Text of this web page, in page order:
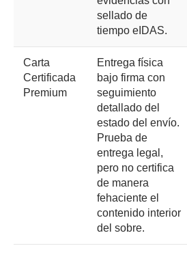
sellado de
tiempo eIDAS.
Carta
Certificada
Premium
Entrega física
bajo firma con
seguimiento
detallado del
estado del envío.
Prueba de
entrega legal,
pero no certifica
de manera
fehaciente el
contenido interior
del sobre.